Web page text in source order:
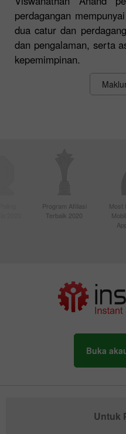
perdagangan
dua catur dan
dan pengalaman, serta
kepemimpinan.
Program Afiliasi
Terbaik 2020
Most
Buka
Untuk